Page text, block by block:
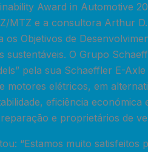
Award in Automotive
MTZ e a consultora Arthur
Objetivos de
sustentáveis. O Grupo
pela sua Schaeffler E-
motores elétricos, em
eficiência económica
e proprietários de
“Estamos muito satisfeitos